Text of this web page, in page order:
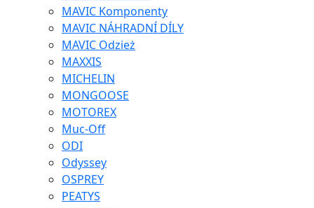
MAVIC Komponenty
MAVIC NÁHRADNÍ DÍLY
MAVIC Odzież
MAXXIS
MICHELIN
MONGOOSE
MOTOREX
Muc-Off
ODI
Odyssey
OSPREY
PEATYS